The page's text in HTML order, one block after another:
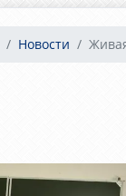
Новости